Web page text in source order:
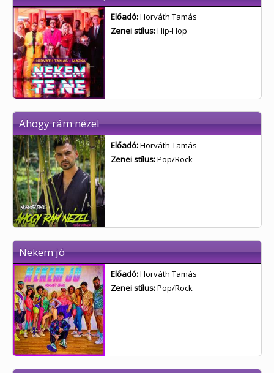
Előadó:Horváth Tamás
Zenei stílus:Hip-Hop
Ahogy rám nézel
Előadó:Horváth Tamás
Zenei stílus:Pop/Rock
Nekem jó
Előadó:Horváth Tamás
Zenei stílus:Pop/Rock